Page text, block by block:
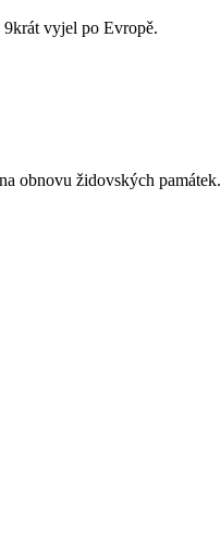
vyjel po Evropě.
obnovu židovských památek.